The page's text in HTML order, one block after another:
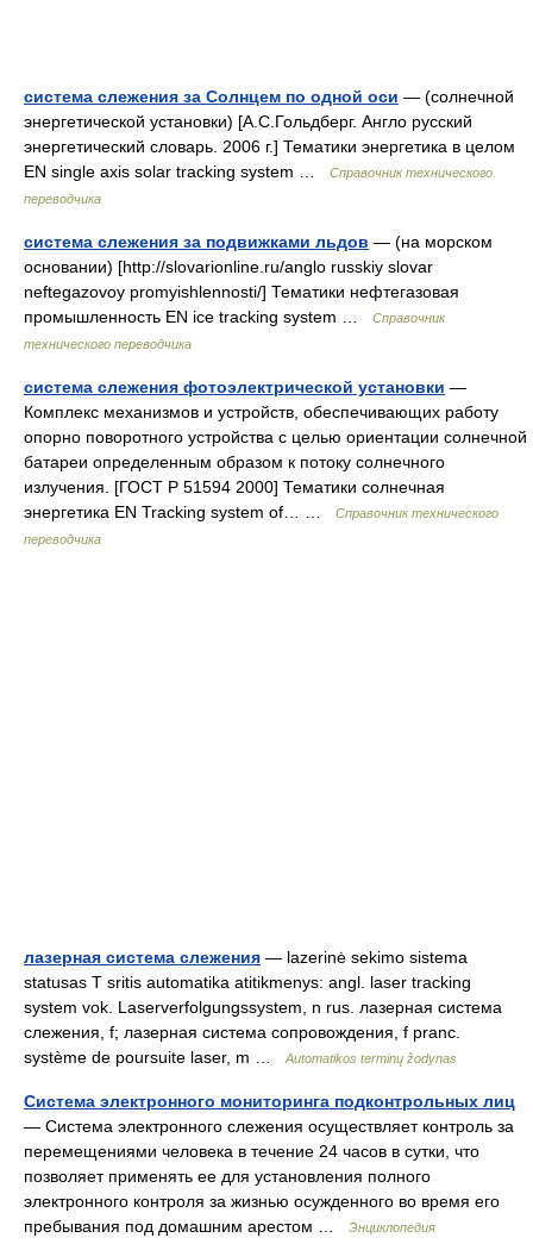
система слежения за Солнцем по одной оси — (солнечной
энергетической установки) [А.С.Гольдберг. Англо русский
энергетический словарь. 2006 г.] Тематики энергетика в целом
EN single axis solar tracking system …
Справочник технического
переводчика
система слежения за подвижками льдов — (на морском
основании) [http://slovarionline.ru/anglo russkiy slovar
neftegazovoy promyishlennosti/] Тематики нефтегазовая
промышленность EN ice tracking system …
Справочник
технического переводчика
система слежения фотоэлектрической установки —
Комплекс механизмов и устройств, обеспечивающих работу
опорно поворотного устройства с целью ориентации солнечной
батареи определенным образом к потоку солнечного
излучения. [ГОСТ Р 51594 2000] Тематики солнечная
энергетика EN Tracking system of… …
Справочник технического
переводчика
лазерная система слежения — lazerinė sekimo sistema
statusas T sritis automatika atitikmenys: angl. laser tracking
system vok. Laserverfolgungssystem, n rus. лазерная система
слежения, f; лазерная система сопровождения, f pranc.
système de poursuite laser, m …
Automatikos terminų žodynas
Система электронного мониторинга подконтрольных лиц
— Система электронного слежения осуществляет контроль за
перемещениями человека в течение 24 часов в сутки, что
позволяет применять ее для установления полного
электронного контроля за жизнью осужденного во время его
пребывания под домашним арестом …
Энциклопедия